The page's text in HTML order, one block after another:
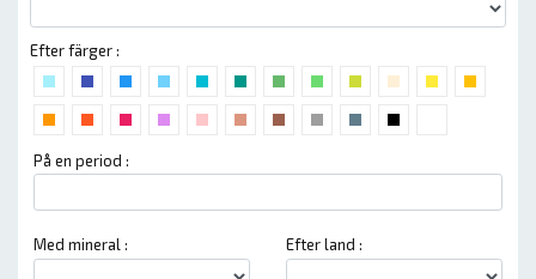
Efter färger :
På en period :
Med mineral : Efter land :